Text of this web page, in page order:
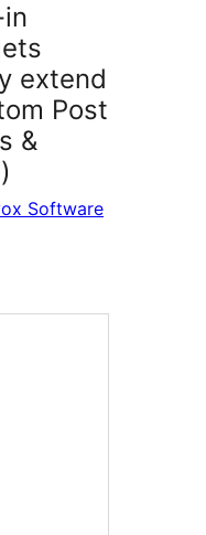
extend
Post
&
Software